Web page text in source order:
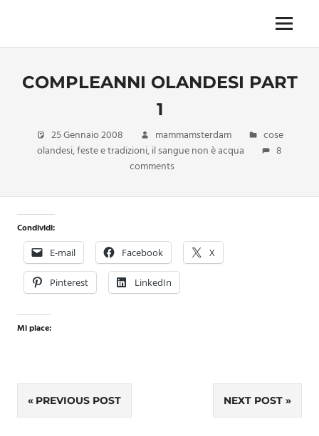
content
imprescindibile,
inevitabile
anche
nuova
confezione
migliorata
Menu
COMPLEANNI OLANDESI PART
1
25 Gennaio 2008 mammamsterdam
cose
olandesi,feste e tradizioni,il sangue non è acqua
8
comments
Condividi:
E-mail Facebook X
Pinterest LinkedIn
Mi piace:
Navigazione
PREVIOUS POST NEXT POST